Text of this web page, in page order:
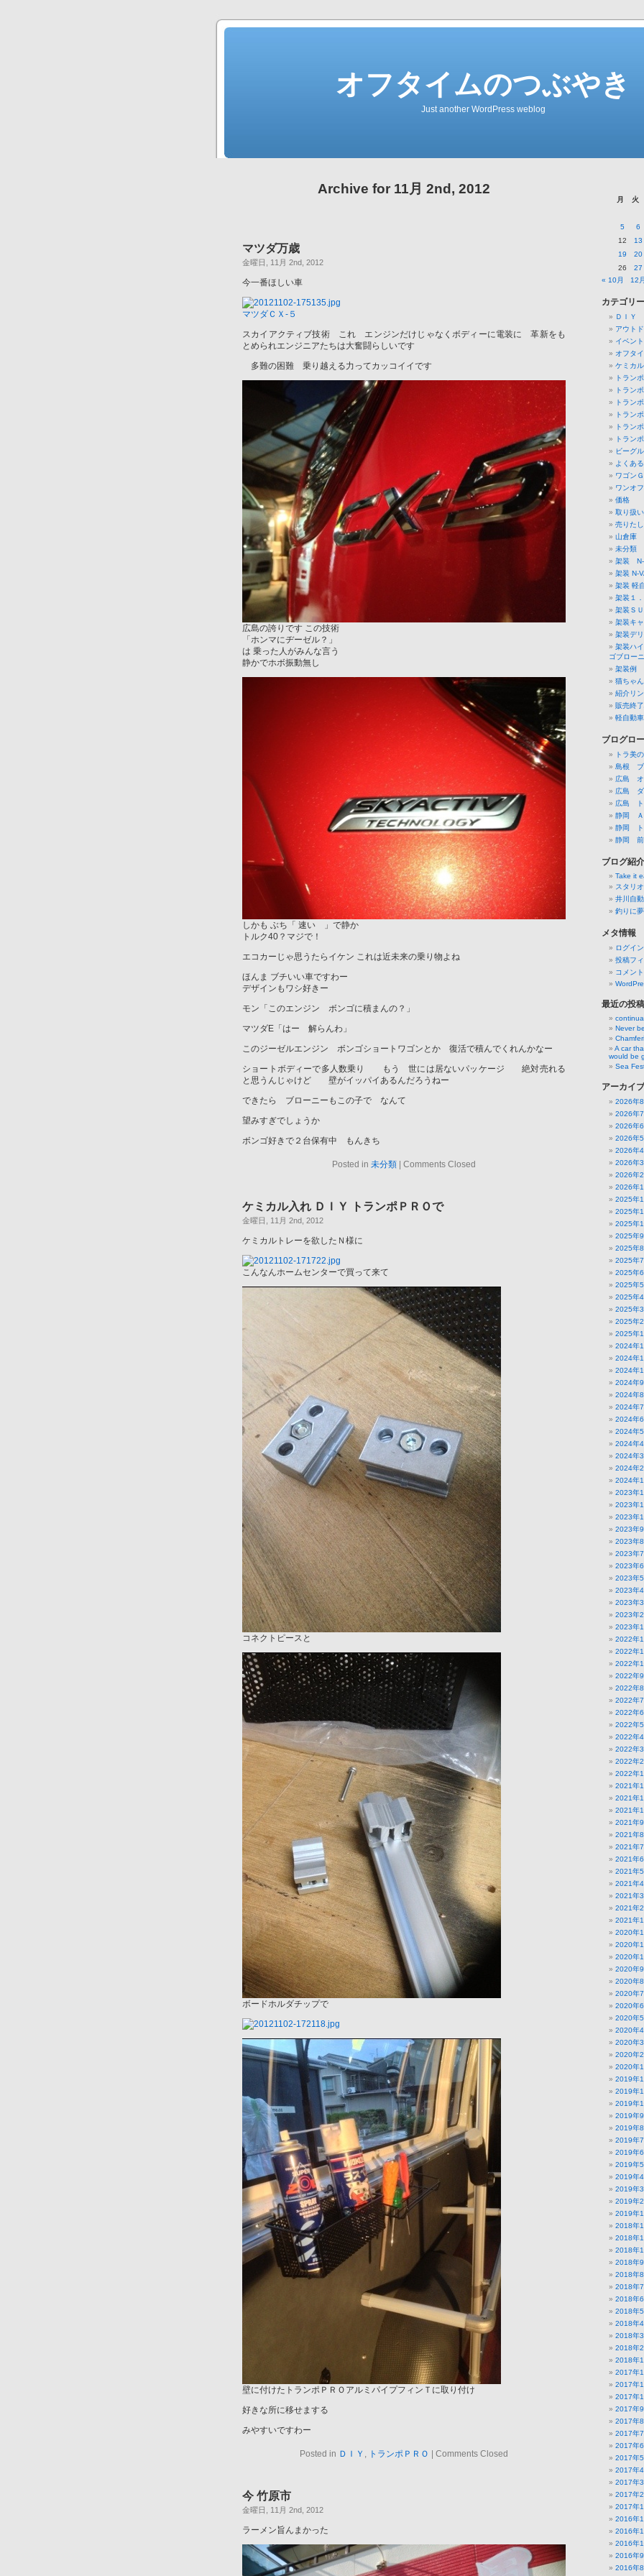
オフタイムのつぶやき
Just another WordPress weblog
Archive for 11月 2nd, 2012
マツダ万歳
金曜日, 11月 2nd, 2012
今一番ほしい車
マツダＣＸ-５
スカイアクティブ技術 これ エンジンだけじゃなくボディーに電装に 革新をも
とめられエンジニアたちは大奮闘らしいです
多難の困難 乗り越える力ってカッコイイです
広島の誇りです この技術
「ホンマにヂーゼル？」
は 乗った人がみんな言う
静かでホボ振動無し
しかも ぶち「 速い 」で静か
トルク40？マジで！
エコカーじゃ思うたらイケン これは近未来の乗り物よね
ほんま ブチいい車ですわー
デザインもワシ好きー
モン「このエンジン ボンゴに積まんの？」
マツダE「はー 解らんわ」
このジーゼルエンジン ボンゴショートワゴンとか 復活で積んでくれんかなー
ショートボディーで多人数乗り もう 世には居ないパッケージ 絶対売れる
と思うんじゃけど 壁がイッパイあるんだろうねー
できたら ブローニーもこの子で なんて
望みすぎでしょうか
ボンゴ好きで２台保有中 もんきち
Posted in 未分類 | Comments Closed
ケミカル入れ ＤＩＹ トランポＰＲＯで
金曜日, 11月 2nd, 2012
ケミカルトレーを欲したＮ様に
こんなんホームセンターで買って来て
コネクトピースと
ボードホルダチップで
壁に付けたトランポＰＲＯアルミパイプフィンＴに取り付け
好きな所に移せまする
みやすいですわー
Posted in ＤＩＹ トランポＰＲＯ | Comments Closed
今 竹原市
金曜日, 11月 2nd, 2012
ラーメン旨んまかった
月 火
5
6
12
13
19
20
26
27
« 10月
12
カテゴリー
ＤＩＹ
アウト
イベント
オフタ
ケミカル
トラン
トラン
トラン
トラン
トラン
トラン
ビーグ
よくあ
ワゴン
ワンオ
価格
取り扱
売りたし
山倉庫
未分類
架装 N-
架装 N-
架装 軽
架装１
架装ＳＵ
架装キ
架装デ
架装ハ
ゴブロー
架装例
猫ちゃん
紹介リン
販売終
軽自動車
ブログロ
トラ美
島根 ブ
広島 オ
広島 ダ
広島 ト
静岡 Ａ
静岡 ト
静岡 前
ブログ紹介
Take it
スタリ
井川自
釣りに
メタ情報
ログイン
投稿フ
コメン
最近の投稿
Never
A car
would be
Sea
アーカイブ
2026年8
2026年7
2026年6
2026年5
2026年4
2026年3
2026年2
2026年1
2025年
2025年
2025年
2025年9
2025年8
2025年7
2025年6
2025年5
2025年4
2025年3
2025年2
2025年1
2024年
2024年
2024年
2024年9
2024年8
2024年7
2024年6
2024年5
2024年4
2024年3
2024年2
2024年1
2023年
2023年
2023年
2023年9
2023年8
2023年7
2023年6
2023年5
2023年4
2023年3
2023年2
2023年1
2022年
2022年
2022年
2022年9
2022年8
2022年7
2022年6
2022年5
2022年4
2022年3
2022年2
2022年1
2021年
2021年
2021年
2021年9
2021年8
2021年7
2021年6
2021年5
2021年4
2021年3
2021年2
2021年1
2020年
2020年
2020年
2020年9
2020年8
2020年7
2020年6
2020年5
2020年4
2020年3
2020年2
2020年1
2019年
2019年
2019年
2019年9
2019年8
2019年7
2019年6
2019年5
2019年4
2019年3
2019年2
2019年1
2018年
2018年
2018年
2018年9
2018年8
2018年7
2018年6
2018年5
2018年4
2018年3
2018年2
2018年1
2017年
2017年
2017年
2017年9
2017年8
2017年7
2017年6
2017年5
2017年4
2017年3
2017年2
2017年1
2016年
2016年
2016年
2016年9
2016年8